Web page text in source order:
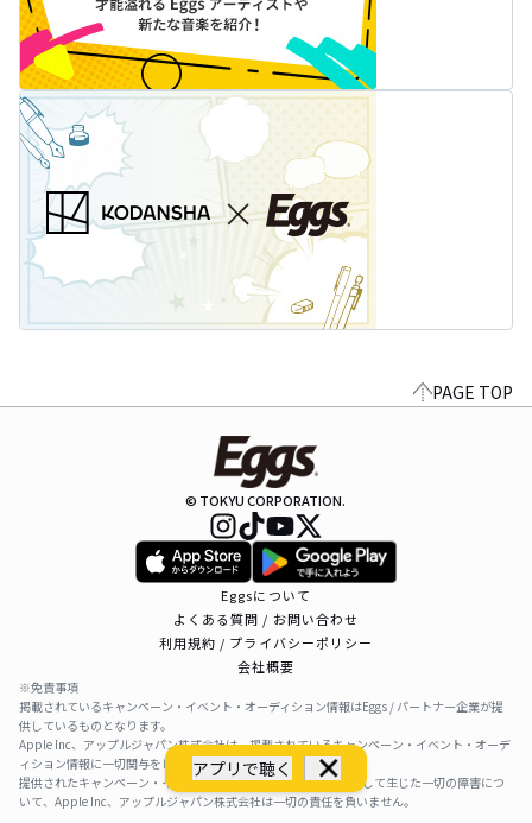
アプリで聴く
PAGE TOP
© TOKYU CORPORATION.
Eggsについて
よくある質問 / お問い合わせ
利用規約 / プライバシーポリシー
会社概要
※免責事項
掲載されているキャンペーン・イベント・オーディション情報はEggs / パートナー企業が提
供しているものとなります。
Apple Inc、アップルジャパン株式会社は、掲載されているキャンペーン・イベント・オーデ
ィション情報に一切関与をしておりません。
提供されたキャンペーン・イベント・オーディション情報を利用して生じた一切の障害につ
いて、Apple Inc、アップルジャパン株式会社は一切の責任を負いません。